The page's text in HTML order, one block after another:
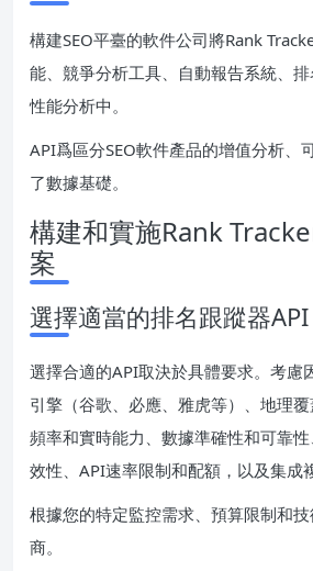
構建SEO平臺的軟件公司將Rank
能、競爭分析工具、自動報告系統、
性能分析中。
API爲區分SEO軟件產品的增值分析、
了數據基礎。
構建和實施Rank
案
選擇適當的排名跟蹤器API
選擇合適的API取決於具體要求。考慮
引擎（谷歌、必應、雅虎等）、地理
頻率和實時能力、數據準確性和可靠
效性、API速率限制和配額，以及集成
根據您的特定監控需求、預算限制和
商。